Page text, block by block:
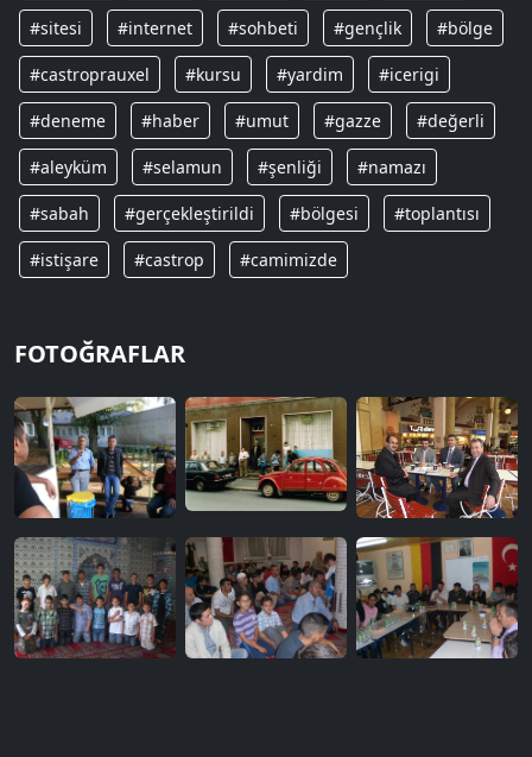
#sitesi #internet #sohbeti #gençlik #bölge
#castroprauxel #kursu #yardim #icerigi
#deneme #haber #umut #gazze #değerli
#aleyküm #selamun #şenliği #namazı
#sabah #gerçekleştirildi #bölgesi #toplantısı
#istişare #castrop #camimizde
FOTOĞRAFLAR